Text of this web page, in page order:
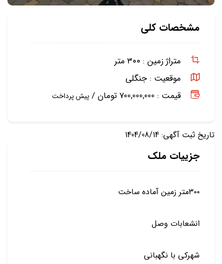
مشخصات کلی
متراژ زمین : ۳۰۰ متر
موقعیت : جنگلی
قیمت : 700,000,000 تومان /
پیش پرداخت
تاریخ ثبت آگهی: 1404/08/14
جزییات ملک
۳۰۰متر زمین آماده ساخت
انشعابات وصل
شهرکی با نگهبانی